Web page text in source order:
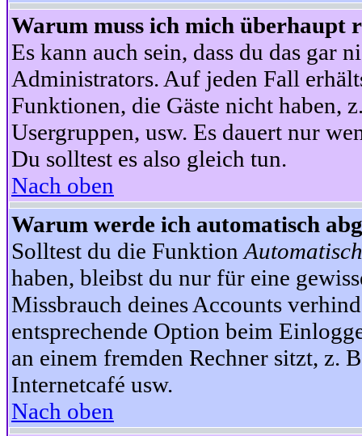
Warum muss ich mich überhaupt
Es kann auch sein, dass du das gar
Administrators. Auf jeden Fall
Funktionen, die Gäste nicht haben,
Usergruppen, usw. Es dauert nur
Du solltest es also gleich tun.
Nach oben
Warum werde ich automatisch
Solltest du die Funktion
haben, bleibst du nur für eine
Missbrauch deines Accounts
entsprechende Option beim
an einem fremden Rechner sitzt, z.
Internetcafé usw.
Nach oben